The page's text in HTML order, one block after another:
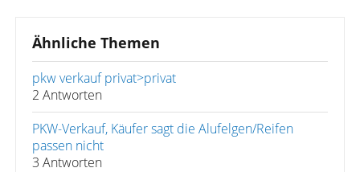
Ähnliche Themen
pkw verkauf privat>privat
2 Antworten
PKW-Verkauf, Käufer sagt die Alufelgen/Reifen
passen nicht
3 Antworten